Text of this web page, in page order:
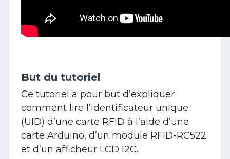
But du tutoriel
Ce tutoriel a pour but d’expliquer
comment lire l’identificateur unique
(UID) d’une carte RFID à l’aide d’une
carte Arduino, d’un module RFID-RC522
et d’un afficheur LCD I2C.